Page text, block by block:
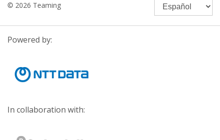
© 2026 Teaming
Powered by:
In collaboration with: